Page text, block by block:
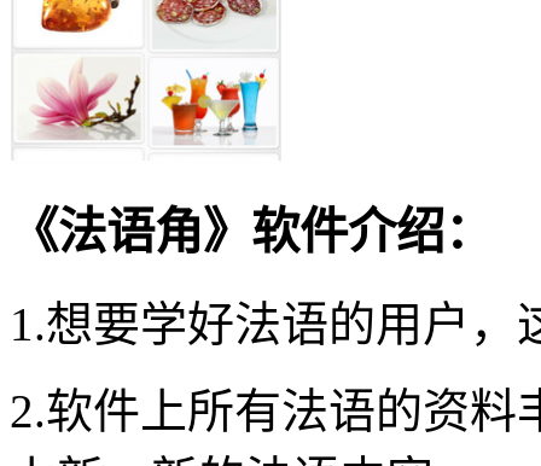
《法语角》软件介绍：
1.想要学好法语的用户，
2.软件上所有法语的资